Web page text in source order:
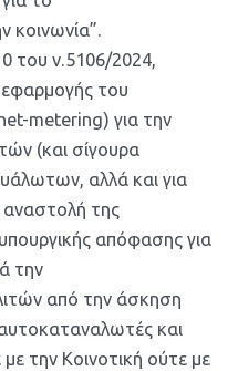
κοινωνία”.
του ν.5106/2024,
του
metering) για την
(και σίγουρα
αλλά και για
αναστολή της
απόφασης για
την
από την άσκηση
και
την Κοινοτική ούτε με